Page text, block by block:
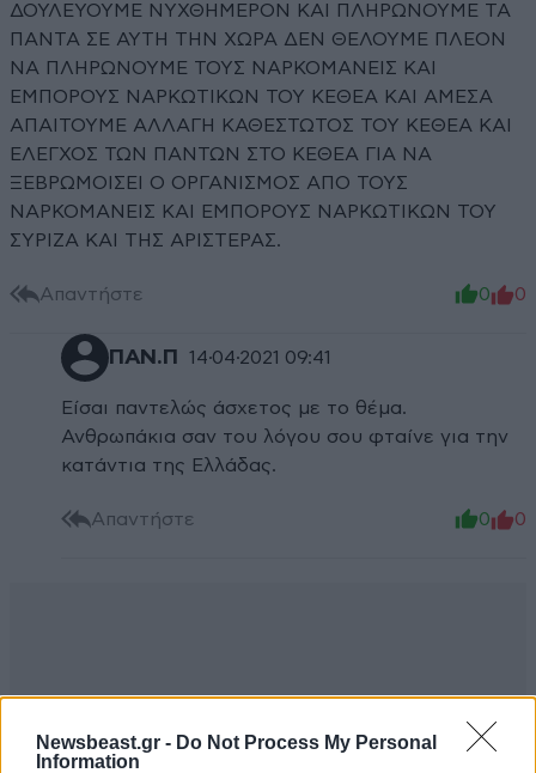
Newsbeast.gr - Do Not Process My Personal
Information
ΔΟΥΛΕΥΟΥΜΕ ΝΥΧΘΗΜΕΡΟΝ ΚΑΙ ΠΛΗΡΩΝΟΥΜΕ ΤΑ
ΠΑΝΤΑ ΣΕ ΑΥΤΗ ΤΗΝ ΧΩΡΑ ΔΕΝ ΘΕΛΟΥΜΕ ΠΛΕΟΝ
ΝΑ ΠΛΗΡΩΝΟΥΜΕ ΤΟΥΣ ΝΑΡΚΟΜΑΝΕΙΣ ΚΑΙ
ΕΜΠΟΡΟΥΣ ΝΑΡΚΩΤΙΚΩΝ ΤΟΥ ΚΕΘΕΑ ΚΑΙ ΑΜΕΣΑ
ΑΠΑΙΤΟΥΜΕ ΑΛΛΑΓΗ ΚΑΘΕΣΤΩΤΟΣ ΤΟΥ ΚΕΘΕΑ ΚΑΙ
ΕΛΕΓΧΟΣ ΤΩΝ ΠΑΝΤΩΝ ΣΤΟ ΚΕΘΕΑ ΓΙΑ ΝΑ
ΞΕΒΡΩΜΟΙΣΕΙ Ο ΟΡΓΑΝΙΣΜΟΣ ΑΠΟ ΤΟΥΣ
ΝΑΡΚΟΜΑΝΕΙΣ ΚΑΙ ΕΜΠΟΡΟΥΣ ΝΑΡΚΩΤΙΚΩΝ ΤΟΥ
ΣΥΡΙΖΑ ΚΑΙ ΤΗΣ ΑΡΙΣΤΕΡΑΣ.
Απαντήστε 0 0
ΠΑΝ.Π 14·04·2021 09:41
Είσαι παντελώς άσχετος με το θέμα.
Ανθρωπάκια σαν του λόγου σου φταίνε για την
κατάντια της Ελλάδας.
Απαντήστε 0 0